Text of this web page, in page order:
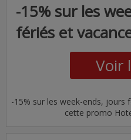
-15% sur les
fériés et
Voir
-15% sur les week-ends, jours
cette promo